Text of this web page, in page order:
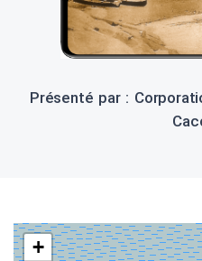
Présenté par :
+